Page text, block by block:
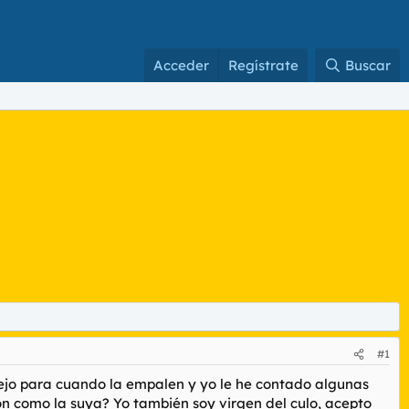
Acceder Regístrate Buscar
#1
para cuando la empalen y yo le he contado algunas
como la suya? Yo también soy virgen del culo, acepto